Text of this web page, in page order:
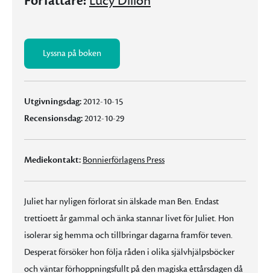
Lyssna på boken
Utgivningsdag:2012-10-15
Recensionsdag:2012-10-29
Mediekontakt: Bonnierförlagens Press
Juliet har nyligen förlorat sin älskade man Ben. Endast
trettioett år gammal och änka stannar livet för Juliet. Hon
isolerar sig hemma och tillbringar dagarna framför teven.
Desperat försöker hon följa råden i olika självhjälpsböcker
och väntar förhoppningsfullt på den magiska ettårsdagen då